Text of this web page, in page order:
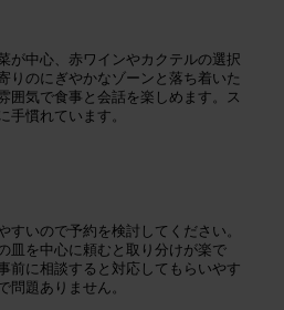
が中心、赤ワインやカクテルの選択
りのにぎやかなゾーンと落ち着いた
囲気で食事と会話を楽しめます。ス
手慣れています。
いので予約を検討してください。
皿を中心に頼むと取り分けが楽で
前に相談すると対応してもらいやす
題ありません。